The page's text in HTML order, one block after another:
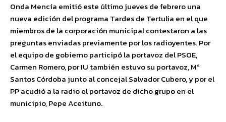
Onda Mencía emitió este último jueves de febrero una
nueva edición del programa Tardes de Tertulia en el que
miembros de la corporación municipal contestaron a las
preguntas enviadas previamente por los radioyentes. Por
el equipo de gobierno participó la portavoz del PSOE,
Carmen Romero, por IU también estuvo su portavoz, Mª
Santos Córdoba junto al concejal Salvador Cubero, y por el
PP acudió a la radio el portavoz de dicho grupo en el
municipio, Pepe Aceituno.